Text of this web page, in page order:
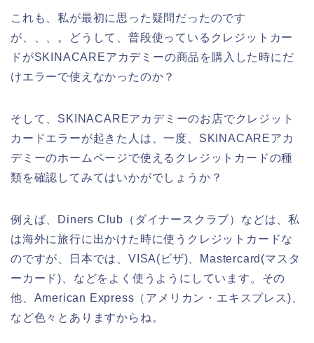
これも、私が最初に思った疑問だったのです
が、、、。どうして、普段使っているクレジットカー
ドがSKINACAREアカデミーの商品を購入した時にだ
けエラーで使えなかったのか？
そして、SKINACAREアカデミーのお店でクレジット
カードエラーが起きた人は、一度、SKINACAREアカ
デミーのホームページで使えるクレジットカードの種
類を確認してみてはいかがでしょうか？
例えば、Diners Club（ダイナースクラブ）などは、私
は海外に旅行に出かけた時に使うクレジットカードな
のですが、日本では、VISA(ビザ)、Mastercard(マスタ
ーカード)、などをよく使うようにしています。その
他、American Express（アメリカン・エキスプレス)、
など色々とありますからね。